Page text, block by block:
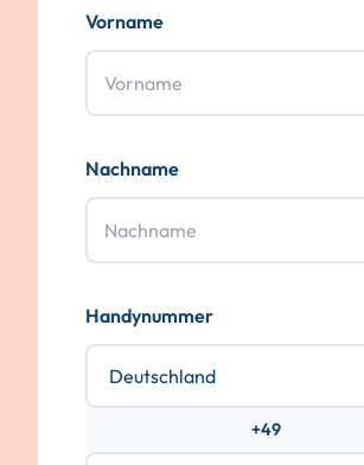
Vorname
Nachname
Handynummer
+49